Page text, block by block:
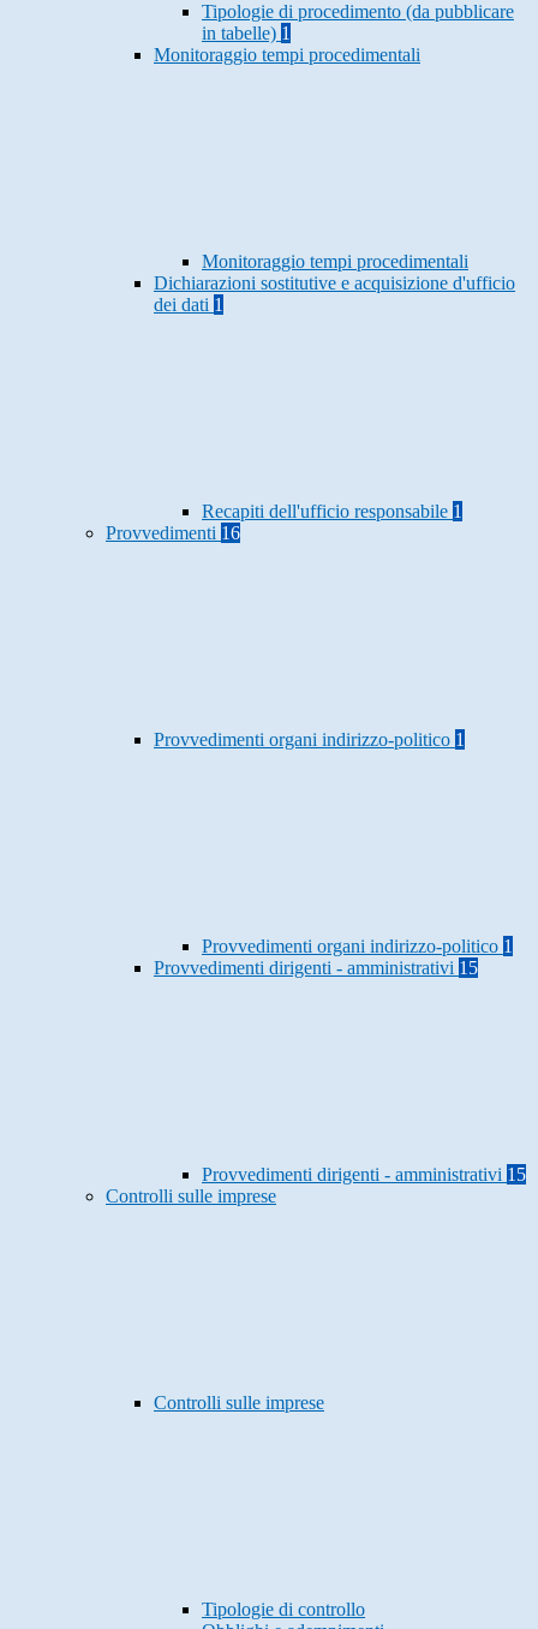
Tipologie di procedimento (da pubblicare
in tabelle) 1
Monitoraggio tempi procedimentali
Monitoraggio tempi procedimentali
Dichiarazioni sostitutive e acquisizione d'ufficio
dei dati 1
Recapiti dell'ufficio responsabile 1
Provvedimenti 16
Provvedimenti organi indirizzo-politico 1
Provvedimenti organi indirizzo-politico 1
Provvedimenti dirigenti - amministrativi 15
Provvedimenti dirigenti - amministrativi 15
Controlli sulle imprese
Controlli sulle imprese
Tipologie di controllo